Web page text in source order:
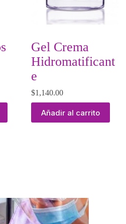
Gel Crema
Hidromatificant
e
$1,140.00
Añadir al carrito